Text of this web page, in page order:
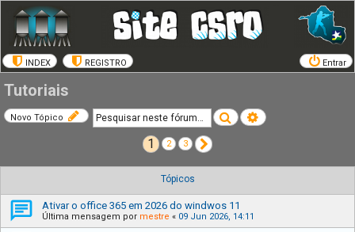
INDEX REGISTRO Entrar
Tutoriais
Novo Tópico PesquisarPesquisa avançada
1 2 3
Tópicos
Ativar o office 365 em 2026 do windwos 11
Última mensagem por mestre « 09 Jun 2026, 14:11